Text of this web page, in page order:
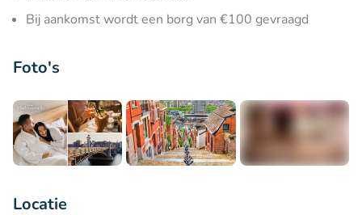
Bij aankomst wordt een borg van €100 gevraagd
Foto's
Locatie